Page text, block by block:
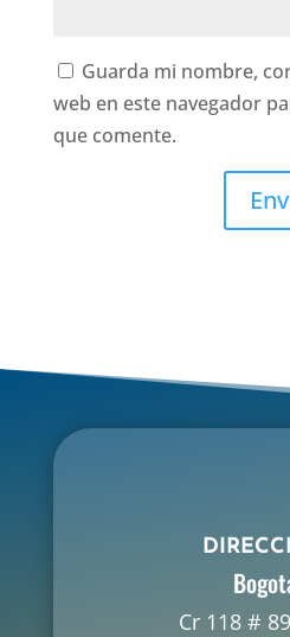
Guarda mi nombre,
web en este navegador
que comente.
Cr 118 #